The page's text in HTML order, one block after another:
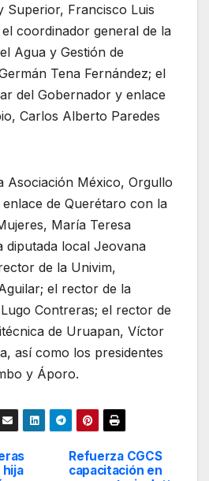
Superior, Francisco Luis
coordinador general de la
Agua y Gestión de
Tena Fernández; el
del Gobernador y enlace
Carlos Alberto Paredes
Asociación México, Orgullo
de Querétaro con la
María Teresa
diputada local Jeovana
de la Univim,
el rector de la
Contreras; el rector de
de Uruapan, Víctor
así como los presidentes
y Áporo.
Refuerza CGCS
capacitación en
hija